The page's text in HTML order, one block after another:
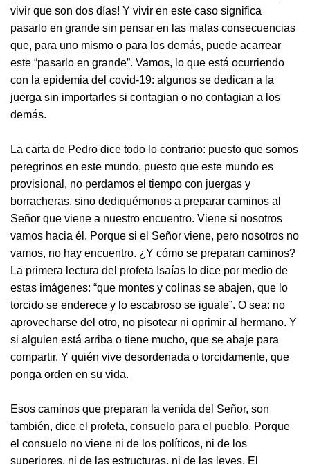
vivir que son dos días! Y vivir en este caso significa
pasarlo en grande sin pensar en las malas consecuencias
que, para uno mismo o para los demás, puede acarrear
este “pasarlo en grande”. Vamos, lo que está ocurriendo
con la epidemia del covid-19: algunos se dedican a la
juerga sin importarles si contagian o no contagian a los
demás.
La carta de Pedro dice todo lo contrario: puesto que somos
peregrinos en este mundo, puesto que este mundo es
provisional, no perdamos el tiempo con juergas y
borracheras, sino dediquémonos a preparar caminos al
Señor que viene a nuestro encuentro. Viene si nosotros
vamos hacia él. Porque si el Señor viene, pero nosotros no
vamos, no hay encuentro. ¿Y cómo se preparan caminos?
La primera lectura del profeta Isaías lo dice por medio de
estas imágenes: “que montes y colinas se abajen, que lo
torcido se enderece y lo escabroso se iguale”. O sea: no
aprovecharse del otro, no pisotear ni oprimir al hermano. Y
si alguien está arriba o tiene mucho, que se abaje para
compartir. Y quién vive desordenada o torcidamente, que
ponga orden en su vida.
Esos caminos que preparan la venida del Señor, son
también, dice el profeta, consuelo para el pueblo. Porque
el consuelo no viene ni de los políticos, ni de los
superiores, ni de las estructuras, ni de las leyes. El